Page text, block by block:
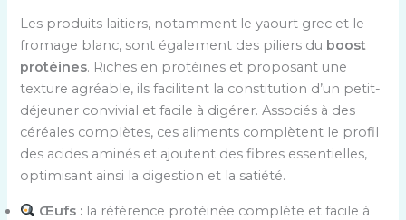
Les produits laitiers, notamment le yaourt grec et le
fromage blanc, sont également des piliers du boost
protéines. Riches en protéines et proposant une
texture agréable, ils facilitent la constitution d’un petit-
déjeuner convivial et facile à digérer. Associés à des
céréales complètes, ces aliments complètent le profil
des acides aminés et ajoutent des fibres essentielles,
optimisant ainsi la digestion et la satiété.
Œufs : la référence protéinée complète et facile à